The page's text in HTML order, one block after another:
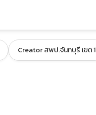
Creator สพป.จันทบุรี เขต 1